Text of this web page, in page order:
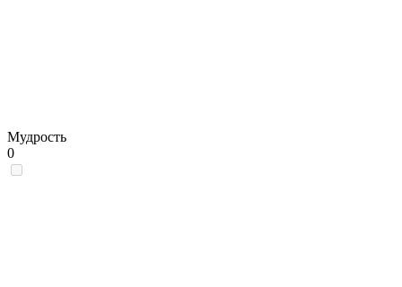
Мудрость
0